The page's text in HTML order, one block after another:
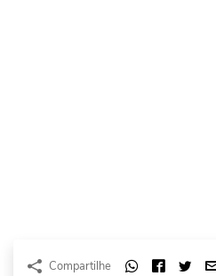
Compartilhe